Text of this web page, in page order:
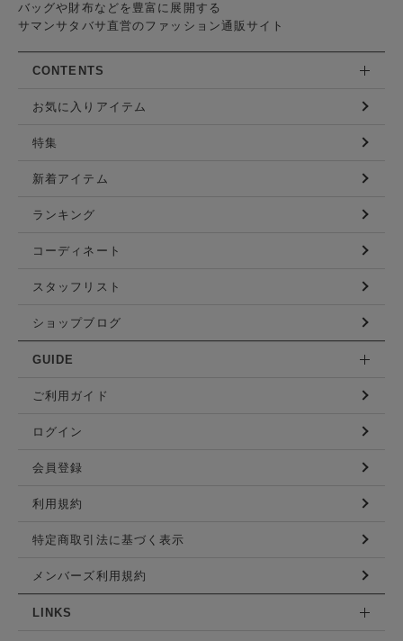
バッグや財布などを豊富に展開する
サマンサタバサ直営のファッション通販サイト
CONTENTS
お気に入りアイテム
特集
新着アイテム
ランキング
コーディネート
スタッフリスト
ショップブログ
GUIDE
ご利用ガイド
ログイン
会員登録
利用規約
特定商取引法に基づく表示
メンバーズ利用規約
LINKS